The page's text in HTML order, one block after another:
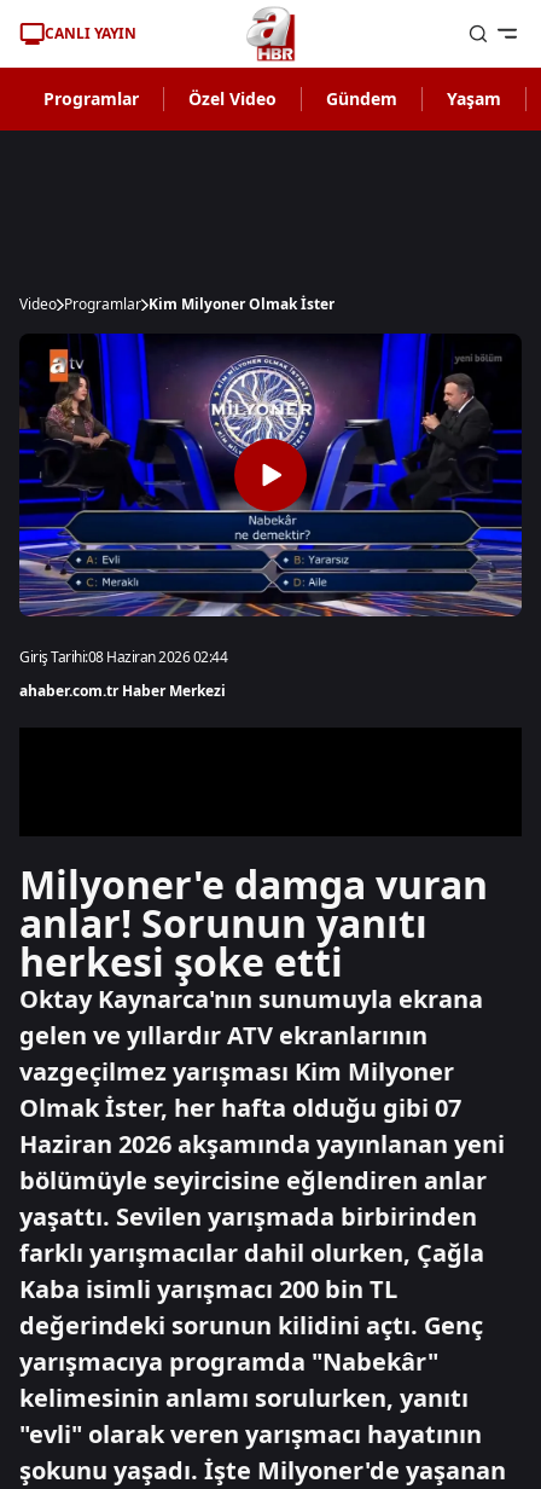
CANLI YAYIN
Programlar Özel Video Gündem Yaşam
Video Programlar Kim Milyoner Olmak İster
Giriş Tarihi:08 Haziran 2026 02:44
ahaber.com.tr Haber Merkezi
Milyoner'e damga vuran
anlar! Sorunun yanıtı
herkesi şoke etti
Oktay Kaynarca'nın sunumuyla ekrana
gelen ve yıllardır ATV ekranlarının
vazgeçilmez yarışması Kim Milyoner
Olmak İster, her hafta olduğu gibi 07
Haziran 2026 akşamında yayınlanan yeni
bölümüyle seyircisine eğlendiren anlar
yaşattı. Sevilen yarışmada birbirinden
farklı yarışmacılar dahil olurken, Çağla
Kaba isimli yarışmacı 200 bin TL
değerindeki sorunun kilidini açtı. Genç
yarışmacıya programda "Nabekâr"
kelimesinin anlamı sorulurken, yanıtı
"evli" olarak veren yarışmacı hayatının
şokunu yaşadı. İşte Milyoner'de yaşanan